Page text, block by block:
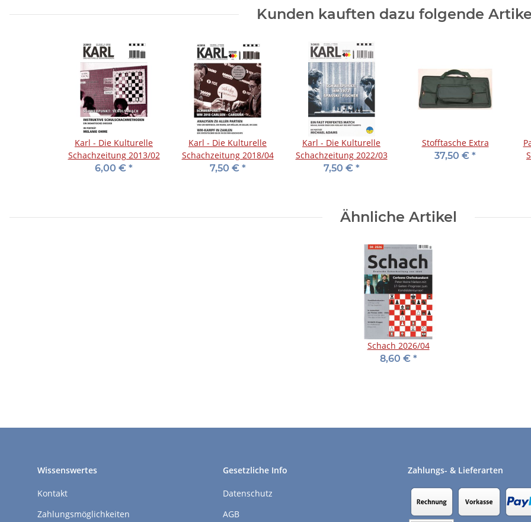
Kunden kauften dazu folgende
Karl - Die Kulturelle
Schachzeitung 2013/02
6,00 € *
Karl - Die Kulturelle
Schachzeitung 2018/04
7,50 € *
Karl - Die Kulturelle
Schachzeitung 2022/03
7,50 € *
Stofftasche Extra
37,50 € *
Ähnliche Artikel
Schach 2026/04
8,60 € *
Wissenswertes
Kontakt
Zahlungsmöglichkeiten
Gesetzliche Info
Datenschutz
AGB
Zahlungs- & Lieferarten